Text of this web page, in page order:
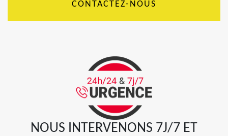
CONTACTEZ-NOUS
NOUS INTERVENONS 7J/7 ET